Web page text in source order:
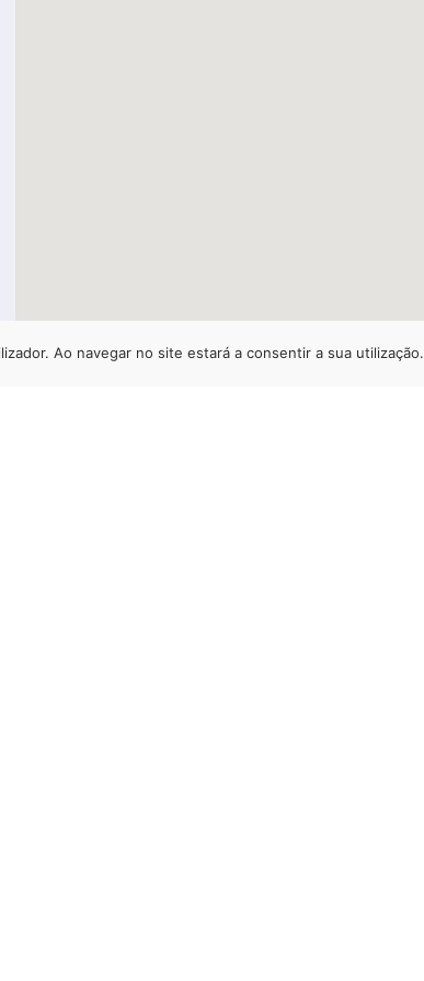
Ao navegar no site estará a consentir a sua utilização.